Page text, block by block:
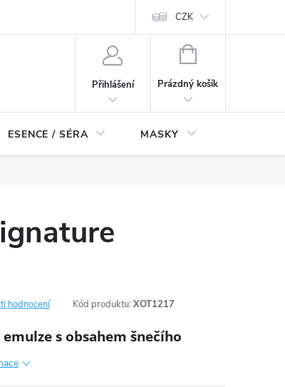
CZK
Přihlášení
NÁKUPNÍ
Prázdný košík
ESENCE / SÉRA MASKY
hodnocení Kód produktu: XOT1217
s obsahem šnečího